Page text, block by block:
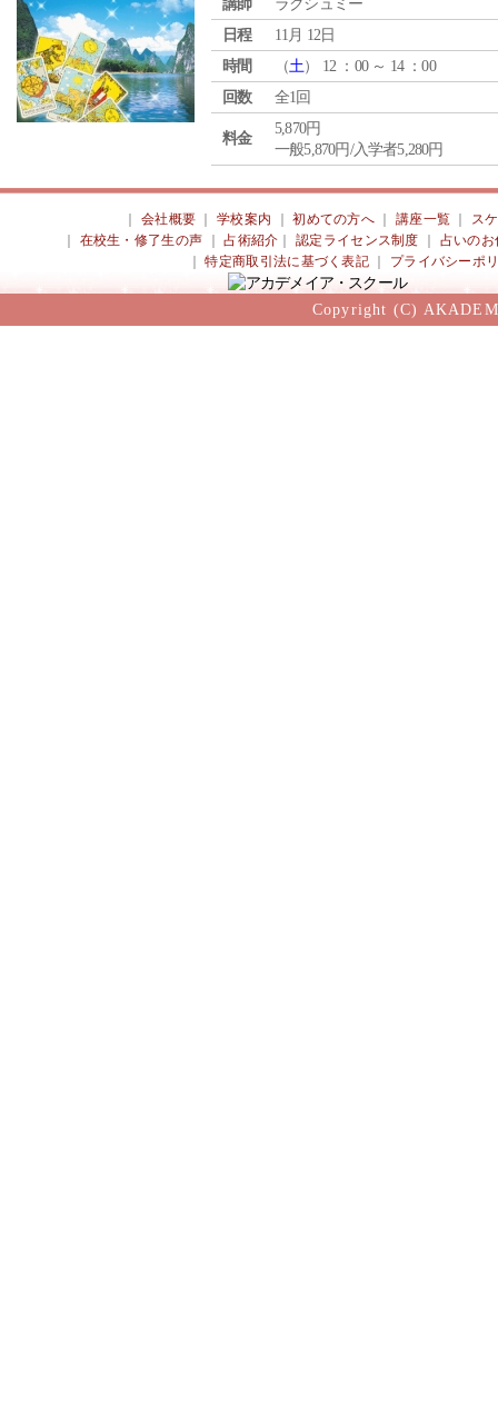
講師
ラクシュミー
日程
11月 12日
時間
（土） 12 ：00 ～ 14 ：00
回数
全1回
料金
5,870円
一般5,870円/入学者5,280円
会社概要 ｜学校案内 ｜初めての方へ 講座一覧
ス
在校生・修了生の声 ｜占術紹介 ｜認定ライセンス制度
占いのお
｜特定商取引法に基づく表記 プライバシーポ
Copyright (C)